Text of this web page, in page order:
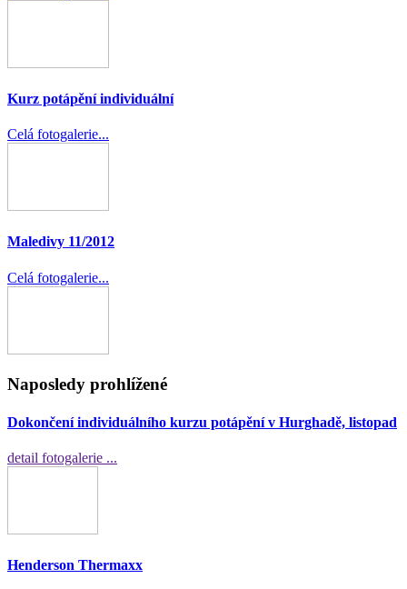
Kurz potápění individuální
Celá fotogalerie...
Maledivy 11/2012
Celá fotogalerie...
Naposledy prohlížené
Dokončení individuálního kurzu potápění v Hurghadě, listopad
detail fotogalerie ...
Henderson Thermaxx